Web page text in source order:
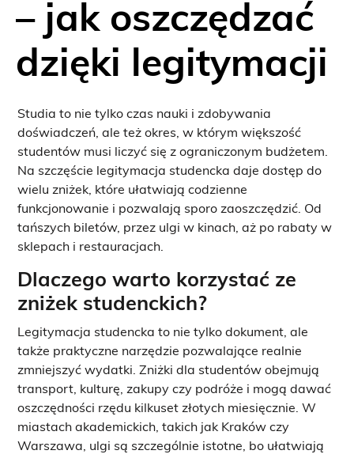
– jak oszczędzać
dzięki legitymacji
Studia to nie tylko czas nauki i zdobywania
doświadczeń, ale też okres, w którym większość
studentów musi liczyć się z ograniczonym budżetem.
Na szczęście legitymacja studencka daje dostęp do
wielu zniżek, które ułatwiają codzienne
funkcjonowanie i pozwalają sporo zaoszczędzić. Od
tańszych biletów, przez ulgi w kinach, aż po rabaty w
sklepach i restauracjach.
Dlaczego warto korzystać ze
zniżek studenckich?
Legitymacja studencka to nie tylko dokument, ale
także praktyczne narzędzie pozwalające realnie
zmniejszyć wydatki. Zniżki dla studentów obejmują
transport, kulturę, zakupy czy podróże i mogą dawać
oszczędności rzędu kilkuset złotych miesięcznie. W
miastach akademickich, takich jak Kraków czy
Warszawa, ulgi są szczególnie istotne, bo ułatwiają